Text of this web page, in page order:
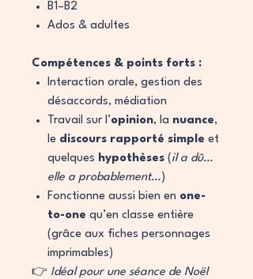
B1–B2
Ados & adultes
Compétences & points forts :
Interaction orale, gestion des
désaccords, médiation
Travail sur l’opinion, la nuance,
le discours rapporté simple et
quelques hypothèses ( il a dû…
elle a probablement… )
Fonctionne aussi bien en one-
to-one qu’en classe entière
(grâce aux fiches personnages
imprimables)
👉 Idéal pour une séance de Noël